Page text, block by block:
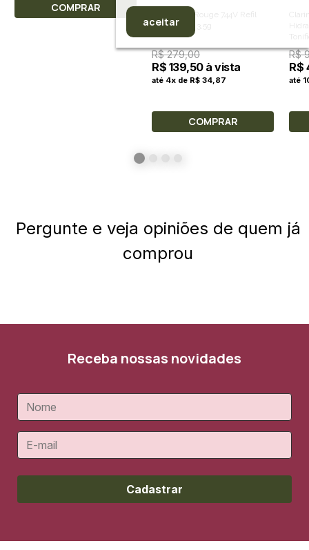
COMPRAR
Clarins Joli Rouge 744V Refil
Retail Reno 3,5g
R$ 279,00
R$ 139,50 à vista
até 4x de R$ 34,87
COMPRAR
Óleo
R$
R$
até
Pergunte e veja opiniões de quem já
comprou
Receba nossas novidades
Cadastrar
aceitar